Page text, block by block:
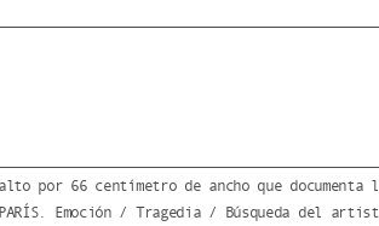
por 66 centímetro de ancho que
Emoción / Tragedia / Búsqueda del